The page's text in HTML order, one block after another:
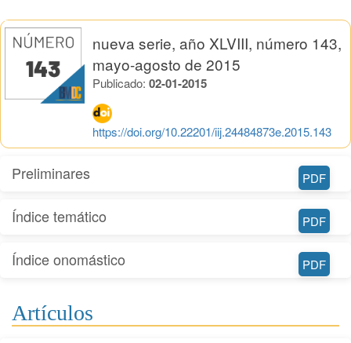
nueva serie, año XLVIII, número 143,
mayo-agosto de 2015
Publicado: 02-01-2015
https://doi.org/10.22201/iij.24484873e.2015.143
Preliminares PDF
Índice temático PDF
Índice onomástico PDF
Artículos